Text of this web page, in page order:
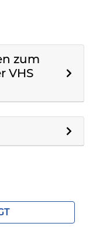
zum
VHS